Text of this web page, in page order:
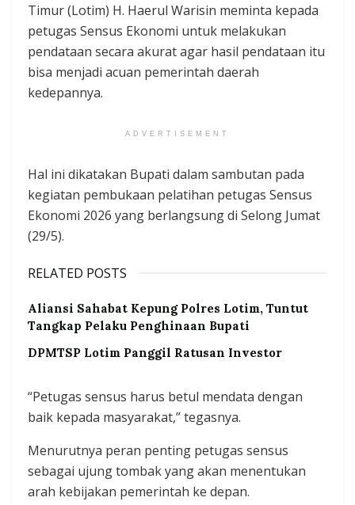
Timur (Lotim) H. Haerul Warisin meminta kepada
petugas Sensus Ekonomi untuk melakukan
pendataan secara akurat agar hasil pendataan itu
bisa menjadi acuan pemerintah daerah
kedepannya.
ADVERTISEMENT
Hal ini dikatakan Bupati dalam sambutan pada
kegiatan pembukaan pelatihan petugas Sensus
Ekonomi 2026 yang berlangsung di Selong Jumat
(29/5).
RELATED POSTS
Aliansi Sahabat Kepung Polres Lotim, Tuntut
Tangkap Pelaku Penghinaan Bupati
DPMTSP Lotim Panggil Ratusan Investor
“Petugas sensus harus betul mendata dengan
baik kepada masyarakat,” tegasnya.
Menurutnya peran penting petugas sensus
sebagai ujung tombak yang akan menentukan
arah kebijakan pemerintah ke depan.